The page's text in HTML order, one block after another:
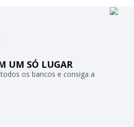
UM SÓ LUGAR
os bancos e consiga a